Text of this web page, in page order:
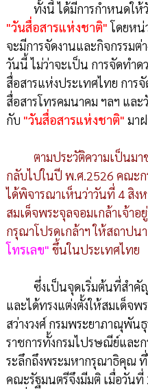
ทั้งนี้ ได้มีการกำหนดใ
"วันสื่อสารแห่งชาติ"โดยหน่
จะมีการจัดงานและกิจกรรมต่
วันนี้ ไม่ว่าจะเป็น การจัดทำ
สื่อสารแห่งประเทศไทย การ
สื่อสารโทรคมนาคม ฯลฯ และ
กับ "วันสื่อสารแห่งชาติ" มา
ตามประวัติความเป็นม
กลับไปในปี พ.ศ.2526 คณะก
ได้พิจารณาเห็นว่าวันที่ 4 สิง
สมเด็จพระจุลจอมเกล้าเจ้าอ
กรุณาโปรดเกล้าฯ ให้สถาปนา
โทรเลข" ขึ้นในประเทศไทย
ซึ่งเป็นจุดเริ่มต้นที่สำคั
และได้ทรงแต่งตั้งให้สมเด็จพ
สว่างวงศ์ กรมพระยาภาณุพัน
ราชการทั้งกรมไปรษณีย์และ
ระลึกถึงพระมหากรุณาธิคุณ
คณะรัฐมนตรีจึงมีมติ เมื่อวัน